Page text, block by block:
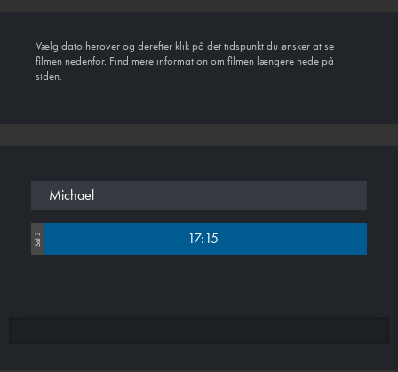
Vælg dato herover og derefter klik på det tidspunkt du ønsker at se
filmen nedenfor. Find mere information om filmen længere nede på
siden.
Michael
Sal 3 17:15